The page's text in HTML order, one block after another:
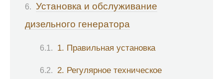
Установка и обслуживание
дизельного генератора
1. Правильная установка
2. Регулярное техническое